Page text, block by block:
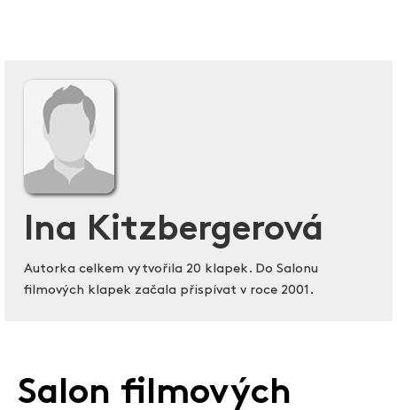
Ina Kitzbergerová
Autorka celkem vytvořila 20 klapek. Do Salonu
filmových klapek začala přispívat v roce 2001.
Salon filmových